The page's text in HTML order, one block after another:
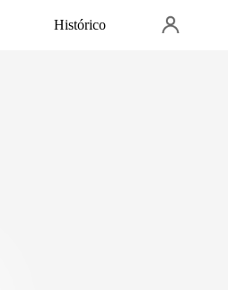
Histórico